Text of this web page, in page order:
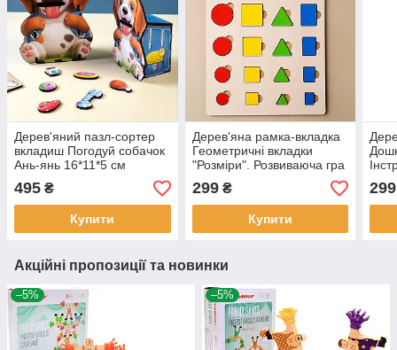
Дерев'яний пазл-сортер
вкладиш Погодуй собачок
Ань-янь 16*11*5 см
(ПСФ113)
495 ₴
Купити
Дерев'яна рамка-вкладка
Геометричні вкладки
"Розміри". Розвиваюча гра
для дітей, Ань-янь
(ПСД210)
299₴
Купити
янь
299
Акційні пропозиції та новинки
–5% –5%